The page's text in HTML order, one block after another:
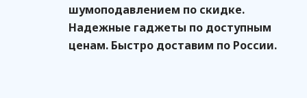
шумоподавлением по скидке.
Надежные гаджеты по доступным
ценам. Быстро доставим по России.